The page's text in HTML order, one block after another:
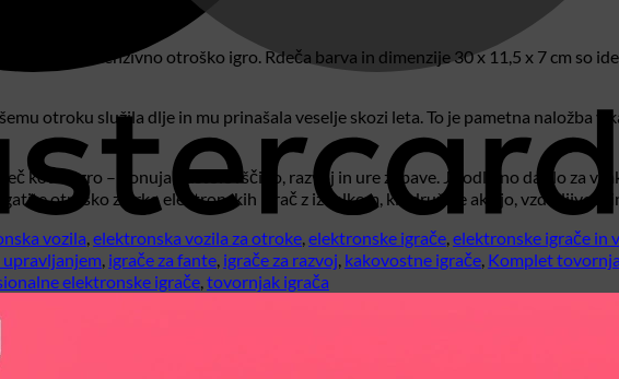
na intenzivno otroško igro. Rdeča barva in dimenzije 30 x 11,5 x 7 cm so
otroku služila dlje in mu prinašala veselje skozi leta. To je pametna naložba v
kot le igro – ponuja pustolovščino, razvoj in ure zabave. Je odlično darilo za
otroško zbirko elektronskih igrač z izdelkom, ki združuje akcijo, vzdržljivost
vozila,elektronska vozila za otroke,elektronske igrače,elektronske igrače in
upravljanjem, igrače za fante, igrače za razvoj, kakovostne igrače, Komplet
elektronske igrače,tovornjak igrača